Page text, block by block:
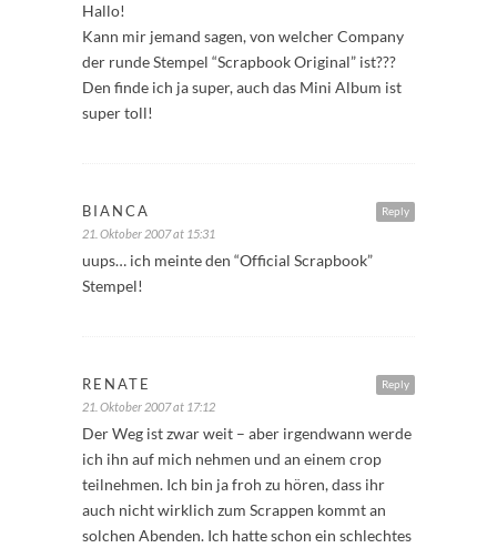
Hallo!
Kann mir jemand sagen, von welcher Company
der runde Stempel “Scrapbook Original” ist???
Den finde ich ja super, auch das Mini Album ist
super toll!
Reply
BIANCA
21. Oktober 2007 at 15:31
uups… ich meinte den “Official Scrapbook”
Stempel!
Reply
RENATE
21. Oktober 2007 at 17:12
Der Weg ist zwar weit – aber irgendwann werde
ich ihn auf mich nehmen und an einem crop
teilnehmen. Ich bin ja froh zu hören, dass ihr
auch nicht wirklich zum Scrappen kommt an
solchen Abenden. Ich hatte schon ein schlechtes